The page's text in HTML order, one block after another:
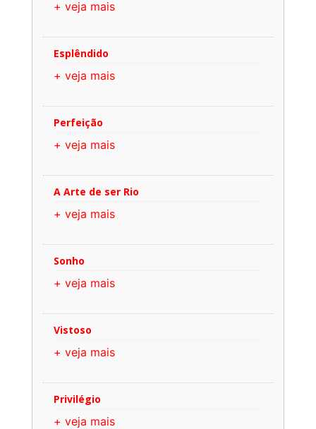
+ veja mais
Esplêndido
+ veja mais
Perfeição
+ veja mais
A Arte de ser Rio
+ veja mais
Sonho
+ veja mais
Vistoso
+ veja mais
Privilégio
+ veja mais